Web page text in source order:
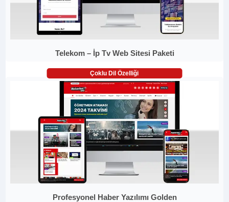
Telekom – İp Tv Web Sitesi Paketi
Çoklu Dil Özelliği
Profesyonel Haber Yazılımı Golden